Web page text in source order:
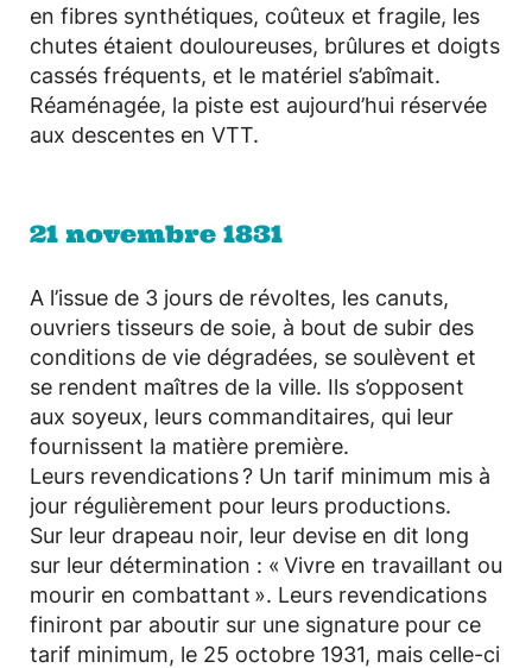
en fibres synthétiques, coûteux et fragile, les
chutes étaient douloureuses, brûlures et doigts
cassés fréquents, et le matériel s’abîmait.
Réaménagée, la piste est aujourd’hui réservée
aux descentes en VTT.
21 novembre 1831
A l’issue de 3 jours de révoltes, les canuts,
ouvriers tisseurs de soie, à bout de subir des
conditions de vie dégradées, se soulèvent et
se rendent maîtres de la ville. Ils s’opposent
aux soyeux, leurs commanditaires, qui leur
fournissent la matière première.
Leurs revendications ? Un tarif minimum mis à
jour régulièrement pour leurs productions.
Sur leur drapeau noir, leur devise en dit long
sur leur détermination : « Vivre en travaillant ou
mourir en combattant ». Leurs revendications
finiront par aboutir sur une signature pour ce
tarif minimum, le 25 octobre 1931, mais celle-ci